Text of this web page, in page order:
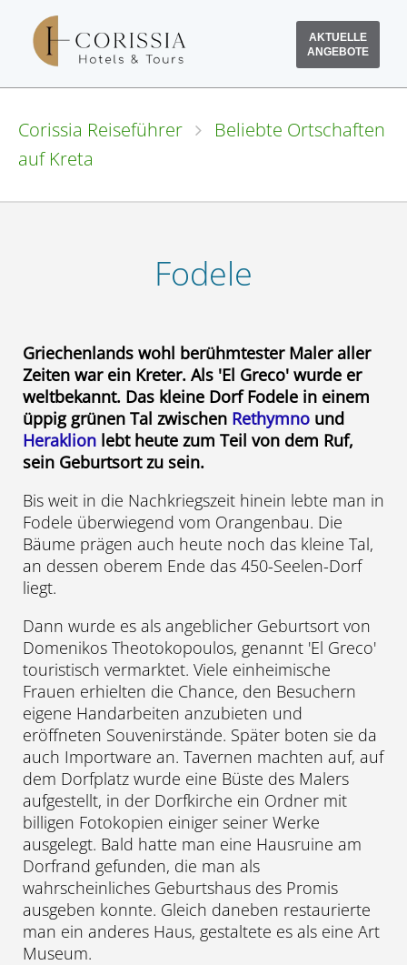
AKTUELLE
ANGEBOTE
Corissia Reiseführer
Beliebte Ortschaften
auf Kreta
Fodele
Griechenlands wohl berühmtester Maler aller
Zeiten war ein Kreter. Als 'El Greco' wurde er
weltbekannt. Das kleine Dorf Fodele in einem
üppig grünen Tal zwischen Rethymno und
Heraklion lebt heute zum Teil von dem Ruf,
sein Geburtsort zu sein.
Bis weit in die Nachkriegszeit hinein lebte man in
Fodele überwiegend vom Orangenbau. Die
Bäume prägen auch heute noch das kleine Tal,
an dessen oberem Ende das 450-Seelen-Dorf
liegt.
Dann wurde es als angeblicher Geburtsort von
Domenikos Theotokopoulos, genannt 'El Greco'
touristisch vermarktet. Viele einheimische
Frauen erhielten die Chance, den Besuchern
eigene Handarbeiten anzubieten und
eröffneten Souvenirstände. Später boten sie da
auch Importware an. Tavernen machten auf, auf
dem Dorfplatz wurde eine Büste des Malers
aufgestellt, in der Dorfkirche ein Ordner mit
billigen Fotokopien einiger seiner Werke
ausgelegt. Bald hatte man eine Hausruine am
Dorfrand gefunden, die man als
wahrscheinliches Geburtshaus des Promis
ausgeben konnte. Gleich daneben restaurierte
man ein anderes Haus, gestaltete es als eine Art
Museum.